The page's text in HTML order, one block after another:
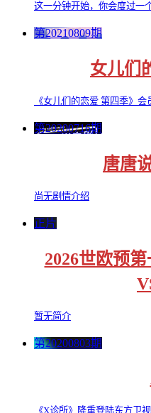
这一分钟开始，你会度过一
第20210809期
女儿们
《女儿们的恋爱 第四季》会
第20200716期
唐唐
尚无剧情介绍
正片
2026世欧预
暂无简介
第20200803期
《X诊所》隆重登陆东方卫视